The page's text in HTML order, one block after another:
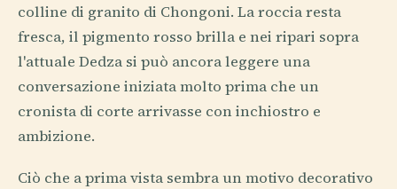
colline di granito di Chongoni. La roccia resta
fresca, il pigmento rosso brilla e nei ripari sopra
l'attuale Dedza si può ancora leggere una
conversazione iniziata molto prima che un
cronista di corte arrivasse con inchiostro e
ambizione.
Ciò che a prima vista sembra un motivo decorativo